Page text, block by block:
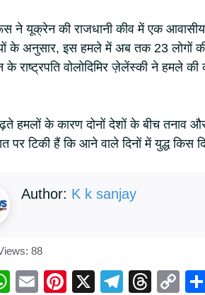
ने यूक्रेन की राजधानी कीव में एक आवासीय
के अनुसार, इस हमले में अब तक 23 लोगों
राष्ट्रपति वोलोदिमिर ज़ेलेंस्की ने हमले की
हमलों के कारण दोनों देशों के बीच तनाव
पर टिकी हैं कि आने वाले दिनों में युद्ध किस
Author: K k sanjay
88
W
E
Pi
X
T
T
C